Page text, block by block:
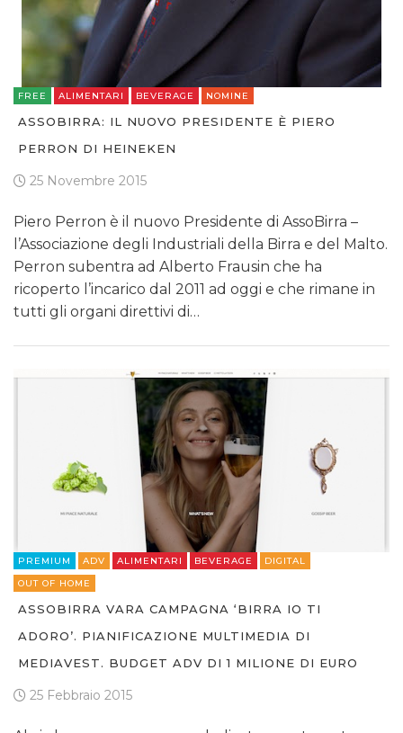
FREE ALIMENTARI BEVERAGE NOMINE
ASSOBIRRA: IL NUOVO PRESIDENTE È PIERO
PERRON DI HEINEKEN
25 Novembre 2015
Piero Perron è il nuovo Presidente di AssoBirra –
l’Associazione degli Industriali della Birra e del Malto.
Perron subentra ad Alberto Frausin che ha
ricoperto l’incarico dal 2011 ad oggi e che rimane in
tutti gli organi direttivi di…
PREMIUM ADV ALIMENTARI BEVERAGE
DIGITAL
OUT OF HOME
ASSOBIRRA VARA CAMPAGNA ‘BIRRA IO TI
ADORO’. PIANIFICAZIONE MULTIMEDIA DI
MEDIAVEST. BUDGET ADV DI 1 MILIONE DI EURO
25 Febbraio 2015